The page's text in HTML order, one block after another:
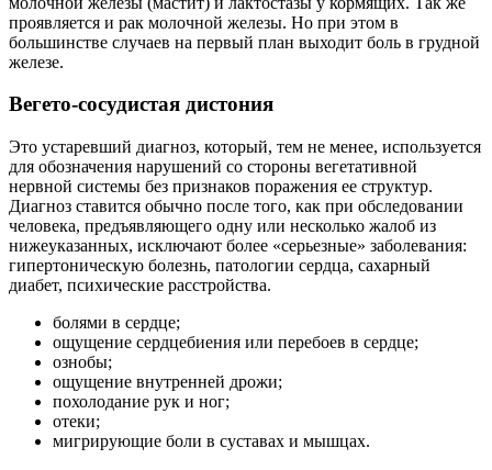
проявляется и рак молочной железы. Но при этом в
большинстве случаев на первый план выходит боль в грудной
железе.
Вегето-сосудистая дистония
Это устаревший диагноз, который, тем не менее, используется
для обозначения нарушений со стороны вегетативной
нервной системы без признаков поражения ее структур.
Диагноз ставится обычно после того, как при обследовании
человека, предъявляющего одну или несколько жалоб из
нижеуказанных, исключают более «серьезные» заболевания:
гипертоническую болезнь, патологии сердца, сахарный
диабет, психические расстройства.
болями в сердце;
ощущение сердцебиения или перебоев в сердце;
ознобы;
ощущение внутренней дрожи;
похолодание рук и ног;
отеки;
мигрирующие боли в суставах и мышцах.